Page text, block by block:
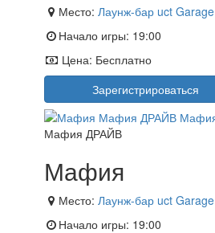
Место: Лаунж-бар uct Garage
Начало игры: 19:00
Цена: Бесплатно
Зарегистрироваться
Мафия ДРАЙВ
Мафия
Место: Лаунж-бар uct Garage
Начало игры: 19:00